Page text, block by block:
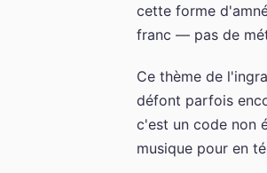
cette forme
franc — pas de
Ce thème de
défont parfois
c'est un code non
musique pour en